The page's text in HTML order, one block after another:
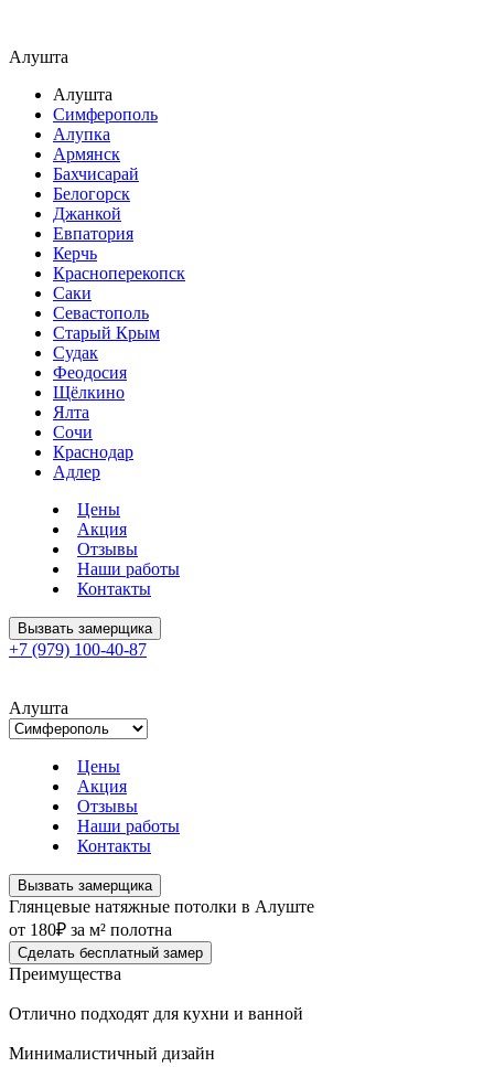
Алушта
Алушта
Симферополь
Алупка
Армянск
Бахчисарай
Белогорск
Джанкой
Евпатория
Керчь
Красноперекопск
Саки
Севастополь
Старый Крым
Судак
Феодосия
Щёлкино
Ялта
Сочи
Краснодар
Адлер
Цены
Акция
Отзывы
Наши работы
Контакты
Вызвать замерщика
+7 (979) 100-40-87
Алушта
Цены
Акция
Отзывы
Наши работы
Контакты
Вызвать замерщика
Глянцевые натяжные потолки в Алуште
от 180₽ за м² полотна
Сделать бесплатный замер
Преимущества
Отлично подходят для кухни и ванной
Минималистичный дизайн